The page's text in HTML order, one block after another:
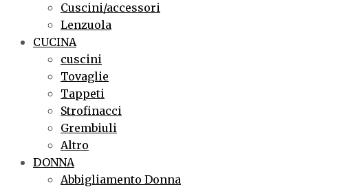
Cuscini/accessori
Lenzuola
CUCINA
cuscini
Tovaglie
Tappeti
Strofinacci
Grembiuli
Altro
DONNA
Abbigliamento Donna